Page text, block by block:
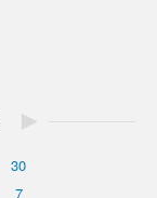
►
30
7